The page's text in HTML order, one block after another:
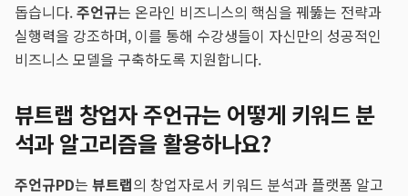
돕습니다.주언규는 온라인 비즈니스의 핵심을 꿰뚫는 전략과
실행력을 강조하며, 이를 통해 수강생들이 자신만의 성공적인
비즈니스 모델을 구축하도록 지원합니다.
뷰트랩 창업자 주언규는 어떻게 키워드 분
석과 알고리즘을 활용하나요?
주언규PD는 뷰트랩의 창업자로서 키워드 분석과 플랫폼 알고